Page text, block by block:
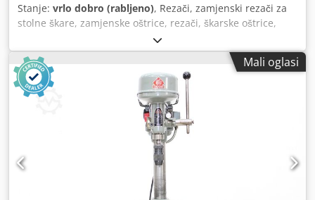
Stanje: vrlo dobro (rabljeno), Rezači, zamjenski rezači za
stolne škare, zamjenske oštrice, rezači, škarske oštrice,
ravne čelične oštrice za škare za profilnu čeličnu traku i
škare s polugom, oštrice za rezanje limova -Proizvođač:
Peddinghaus, 3 rezača za škare za profilnu čeličnu traku
210/16 210 Super 16, nisu korišteni -Kat. br.: 44085 510 00,
dužina reza: 260 mm -Razmak rupa: 140 mm / 2x M20,
pogledajte fotografije -Isporučuje se/cijena: kompletno -
Dimenzije: 280/18/H70 mm Chjdpfx Aiszr Eb Usqea -Težina:
Mali oglasi